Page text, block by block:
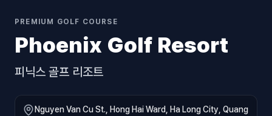
PREMIUM GOLF COURSE
Phoenix Golf Resort
피닉스 골프 리조트
Nguyen Van Cu St., Hong Hai Ward, Ha Long City, Quang